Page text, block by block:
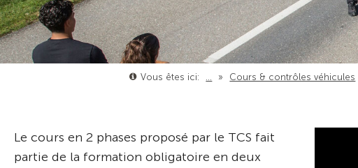
Vous êtes ici: … » Cours & contrôles véhicules
Le cours en 2 phases proposé par le TCS fait
partie de la formation obligatoire en deux